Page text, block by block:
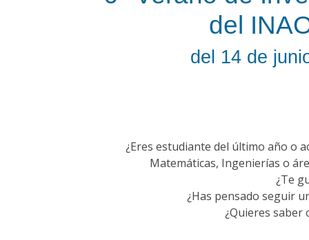
del
del 14 de
¿Eres estudiante del último año o
Matemáticas, Ingenierías o
¿Te
¿Has pensado seguir
¿Quieres saber